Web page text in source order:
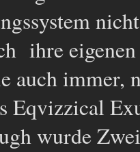
ihre
auch immer,
Eqvizzical
wurde